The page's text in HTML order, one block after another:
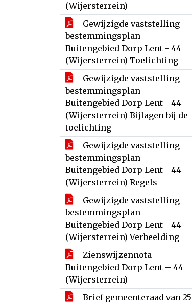
(Wijersterrein)
Gewijzigde vaststelling
bestemmingsplan
Buitengebied Dorp Lent - 44
(Wijersterrein) Toelichting
Gewijzigde vaststelling
bestemmingsplan
Buitengebied Dorp Lent - 44
(Wijersterrein) Bijlagen bij de
toelichting
Gewijzigde vaststelling
bestemmingsplan
Buitengebied Dorp Lent - 44
(Wijersterrein) Regels
Gewijzigde vaststelling
bestemmingsplan
Buitengebied Dorp Lent - 44
(Wijersterrein) Verbeelding
Zienswijzennota
Buitengebied Dorp Lent – 44
(Wijersterrein)
Brief gemeenteraad van 25